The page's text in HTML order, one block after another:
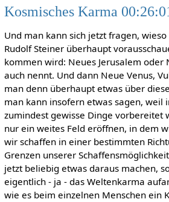
Kosmisches Karma
Und man kann sich jetzt fragen,
Rudolf Steiner überhaupt
kommen wird: Neues Jerusalem oder
auch nennt. Und dann Neue Venus,
man denn überhaupt etwas über
man kann insofern etwas sagen, weil
zumindest gewisse Dinge vorbereitet
nur ein weites Feld eröffnen, in dem
wir schaffen in einer bestimmten
Grenzen unserer
jetzt beliebig etwas daraus machen,
eigentlich - ja - das Weltenkarma
wie es beim einzelnen Menschen ein